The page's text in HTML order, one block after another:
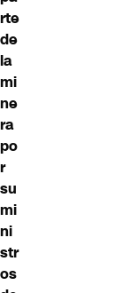
rte
de
la
mi
ne
ra
po
r
su
mi
ni
str
os